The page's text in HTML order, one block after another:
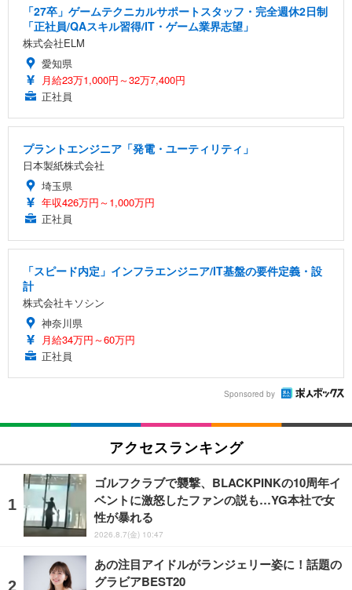
「27卒」ゲームテクニカルサポートスタッフ・完全週休2日制
「正社員/QAスキル習得/IT・ゲーム業界志望」
株式会社ELM
愛知県
月給23万1,000円～32万7,400円
正社員
プラントエンジニア「発電・ユーティリティ」
日本製紙株式会社
埼玉県
年収426万円～1,000万円
正社員
「スピード内定」インフラエンジニア/IT基盤の要件定義・設
計
株式会社キソシン
神奈川県
月給34万円～60万円
正社員
Sponsored by
アクセスランキング
ゴルフクラブで襲撃、BLACKPINKの10周年イ
ベントに激怒したファンの説も…YG本社で女
性が暴れる
2026.8.7(金) 10:47
あの注目アイドルがランジェリー姿に！話題の
グラビアBEST20